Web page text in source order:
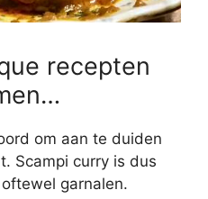
recepten
om aan te duiden
Scampi curry is dus
oftewel garnalen.